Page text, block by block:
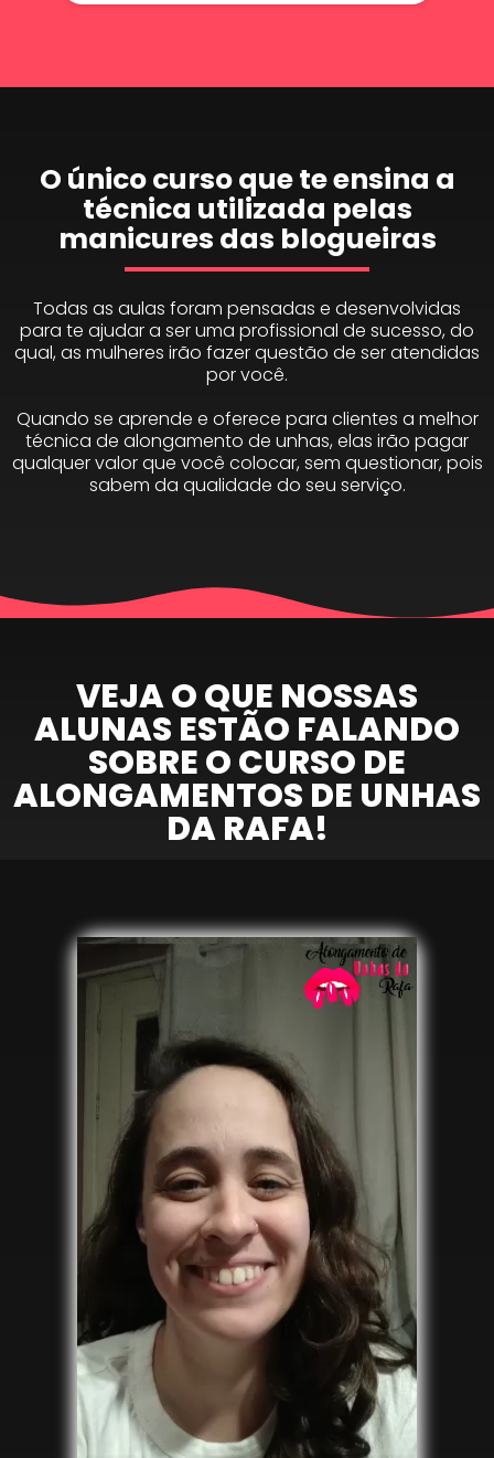
O único curso que te ensina a
técnica utilizada pelas
manicures das blogueiras
Todas as aulas foram pensadas e desenvolvidas
para te ajudar a ser uma profissional de sucesso, do
qual, as mulheres irão fazer questão de ser atendidas
por você.
Quando se aprende e oferece para clientes a melhor
técnica de alongamento de unhas, elas irão pagar
qualquer valor que você colocar, sem questionar, pois
sabem da qualidade do seu serviço.
VEJA O QUE NOSSAS
ALUNAS ESTÃO FALANDO
SOBRE O CURSO DE
ALONGAMENTOS DE UNHAS
DA RAFA!